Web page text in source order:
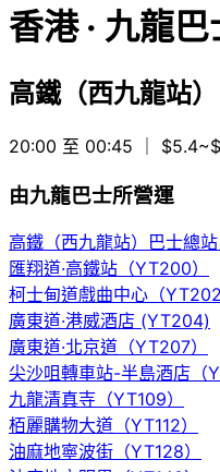
香港· 九龍巴
高鐵（西九龍站
20:00 至 00:45 ｜
由九龍巴士所營運
高鐵（西九龍站）巴士總站
匯翔道·高鐵站（YT200）
柯士甸道戲曲中心（YT202
廣東道·港威酒店 (YT204)
廣東道·北京道（YT207）
尖沙咀轉車站-半島酒店（
九龍清真寺（YT109）
栢麗購物大道（YT112）
油麻地寧波街（YT128）